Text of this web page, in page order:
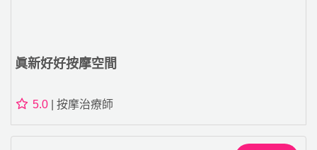
眞新好好按摩空間
5.0 | 按摩治療師